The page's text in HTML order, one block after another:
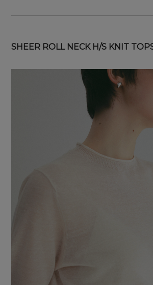
SHEER ROLL NECK H/S KNIT